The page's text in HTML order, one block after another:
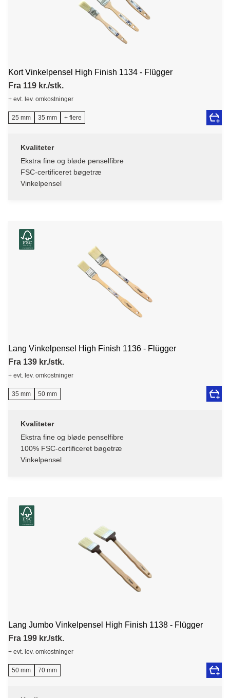
Kort Vinkelpensel High Finish 1134 - Flügger
Fra 119 kr./stk.
+ evt. lev. omkostninger
25 mm 35 mm + flere
Kvaliteter
Ekstra fine og bløde penselfibre
FSC-certificeret bøgetræ
Vinkelpensel
Lang Vinkelpensel High Finish 1136 - Flügger
Fra 139 kr./stk.
+ evt. lev. omkostninger
35 mm 50 mm
Kvaliteter
Ekstra fine og bløde penselfibre
100% FSC-certificeret bøgetræ
Vinkelpensel
Lang Jumbo Vinkelpensel High Finish 1138 - Flügger
Fra 199 kr./stk.
+ evt. lev. omkostninger
50 mm 70 mm